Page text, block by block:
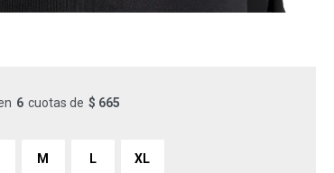
6 cuotas de $ 665
M L XL